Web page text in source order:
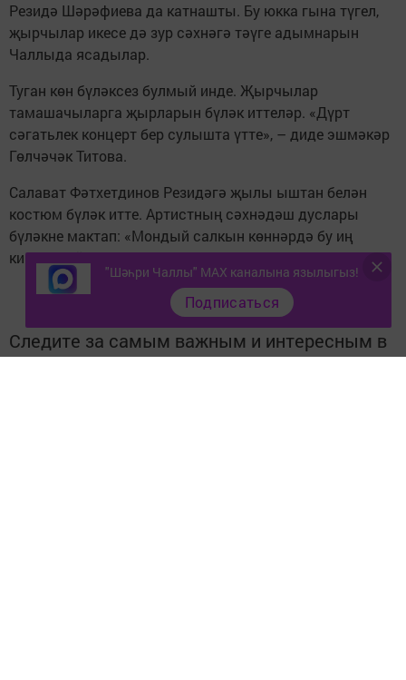
Резидә Шәрәфиева да катнашты. Бу юкка гына түгел,
җырчылар икесе дә зур сәхнәгә тәүге адымнарын
Чаллыда ясадылар.
Туган көн бүләксез булмый инде. Җырчылар
тамашачыларга җырларын бүләк иттеләр. «Дүрт
сәгатьлек концерт бер сулышта үтте», – диде эшмәкәр
Гөлчәчәк Титова.
Салават Фәтхетдинов Резидәгә җылы ыштан белән
костюм бүләк итте. Артистның сәхнәдәш дуслары
бүләкне мактап: «Мондый салкын көннәрдә бу иң
кирәкле әйбер», – дип бәяләделәр.
Следите за самым важным и интересным в
"Шәһри Чаллы" MAX каналына язылыгыз!
Подписаться